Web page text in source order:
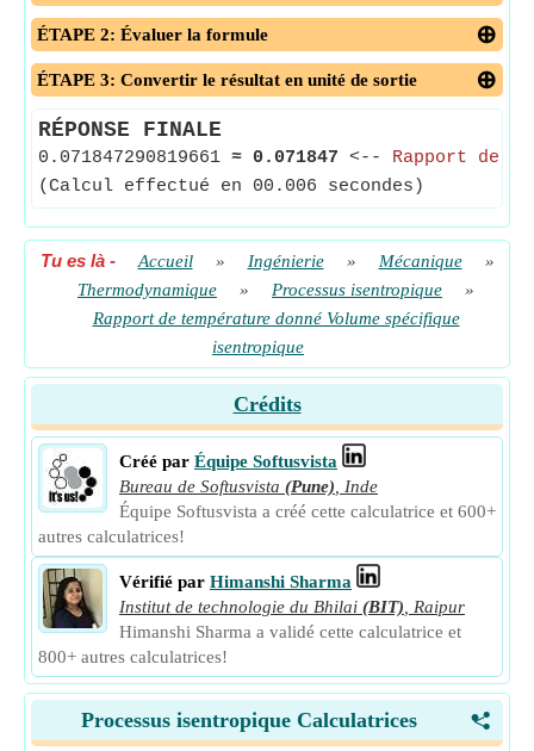
ÉTAPE 2: Évaluer la formule
ÉTAPE 3: Convertir le résultat en unité de sortie
RÉPONSE FINALE
0.071847290819661 ≈ 0.071847 <-- Rapport de
(Calcul effectué en 00.006 secondes)
Tu es là- Accueil » Ingénierie » Mécanique
»
Thermodynamique
» Processus isentropique
»
Rapport de température donné Volume spécifique
isentropique
Crédits
Créé par Équipe Softusvista
Bureau de Softusvista (Pune)
Inde
Équipe Softusvista a créé cette calculatrice et 600+
autres calculatrices!
Vérifié par Himanshi Sharma
Institut de technologie du Bhilai (BIT)
Raipur
Himanshi Sharma a validé cette calculatrice et
800+ autres calculatrices!
<
Processus isentropique Calculatrices